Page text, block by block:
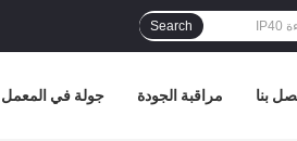
Search
جولة في المعمل مراقبة الجودة بنا